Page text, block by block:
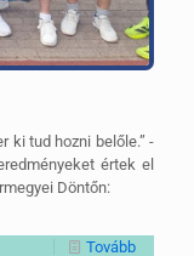
ki tud hozni belőle.” -
értek el
Döntőn:
Tovább